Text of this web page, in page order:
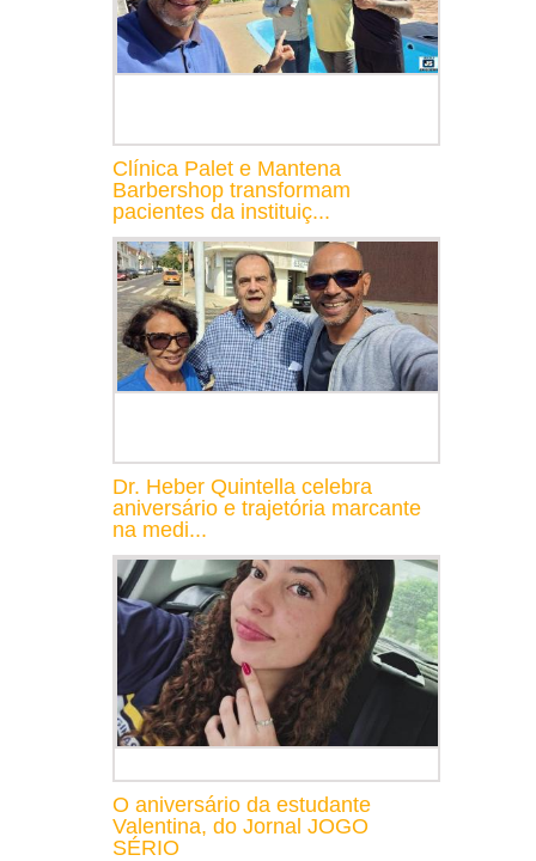
Clínica Palet e Mantena
Barbershop transformam
pacientes da instituiç...
Dr. Heber Quintella celebra
aniversário e trajetória marcante
na medi...
O aniversário da estudante
Valentina, do Jornal JOGO
SÉRIO